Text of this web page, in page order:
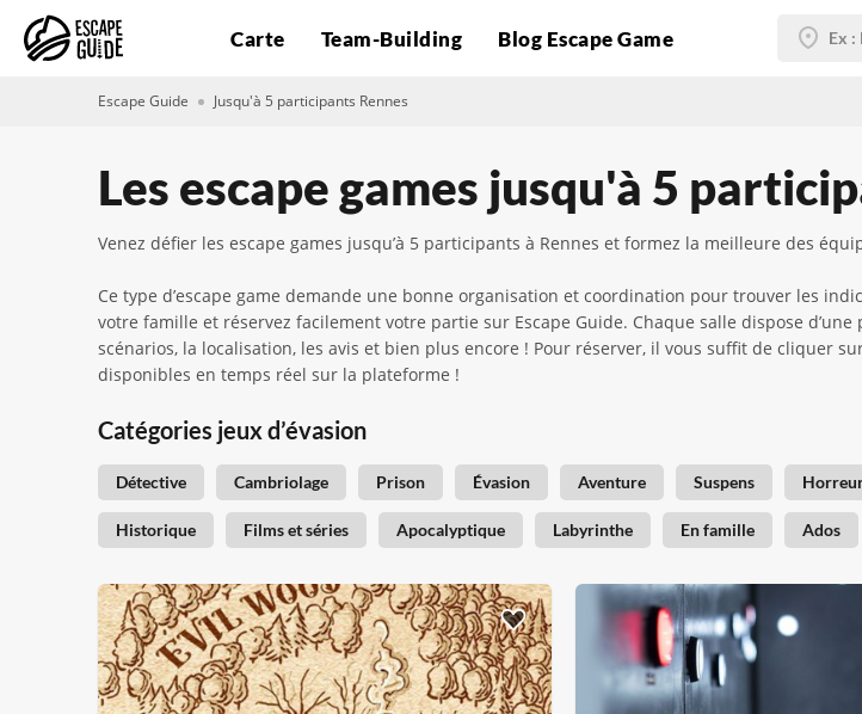
Carte Team-Building Blog Escape Game
Escape Guide Jusqu'à 5 participants Rennes
Les escape games jusqu'à 5
Venez défier les escape games jusqu’à 5 participants à Rennes et formez la meilleure des
Ce type d’escape game demande une bonne organisation et coordination pour trouver les
votre famille et réservez facilement votre partie sur Escape Guide. Chaque salle dispose
scénarios, la localisation, les avis et bien plus encore ! Pour réserver, il vous suffit de cliquer
disponibles en temps réel sur la plateforme !
Catégories jeux d’évasion
Détective Cambriolage Prison Évasion Aventure Suspens
Historique Films et séries Apocalyptique Labyrinthe En famille Ados